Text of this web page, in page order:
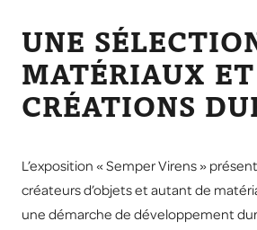
UNE
MATÉRIAUX ET
CRÉATIONS
L’exposition « Semper Virens »
créateurs d’objets et autant de
une démarche de développement